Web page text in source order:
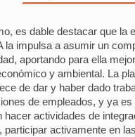
es dable destacar que la
la impulsa a asumir un
aportando para ella
y ambiental. La
de dar y haber dado
de empleados, y ya es
hacer actividades de
participar activamente en